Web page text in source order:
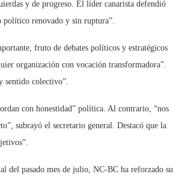
y de progreso. El líder canarista defendió
político renovado y sin ruptura”.
fruto de debates políticos y estratégicos
organización con vocación transformadora”.
sentido colectivo”.
con honestidad” política. Al contrario, “nos
subrayó el secretario general. Destacó que la
del pasado mes de julio, NC-BC ha reforzado su